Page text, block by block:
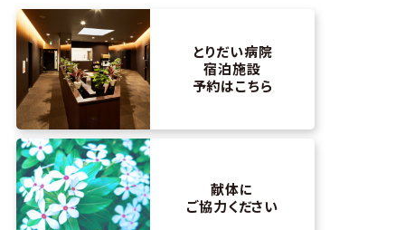
とりだい病院
宿泊施設
予約はこちら
献体に
ご協力ください